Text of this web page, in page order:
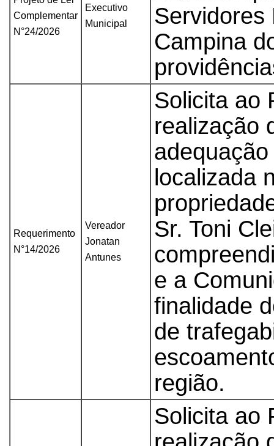
Complementar
N°24/2026
Executivo
Municipal
Servidores
Campina
Requerimento
N°14/2026
Vereador
Jonatan
Antunes
Solicita ao
realização
localizada
Sr. Toni
e a
finalidade
de
região.
Solicita ao